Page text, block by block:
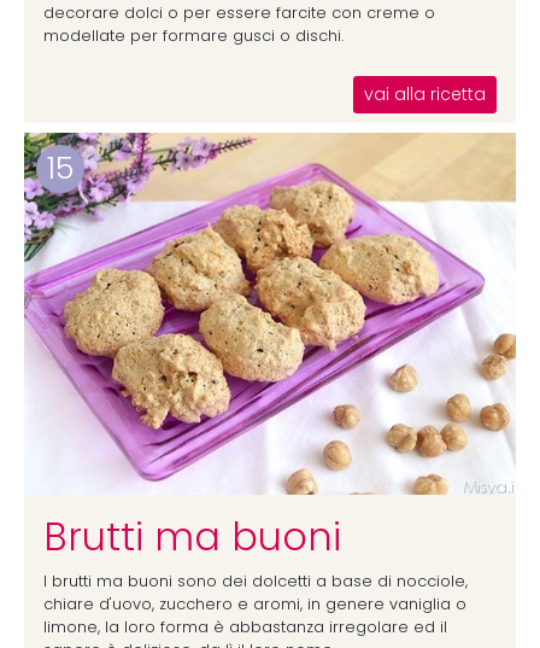
decorare dolci o per essere farcite con creme o
modellate per formare gusci o dischi.
vai alla ricetta
15
Brutti ma buoni
I brutti ma buoni sono dei dolcetti a base di nocciole,
chiare d'uovo, zucchero e aromi, in genere vaniglia o
limone, la loro forma è abbastanza irregolare ed il